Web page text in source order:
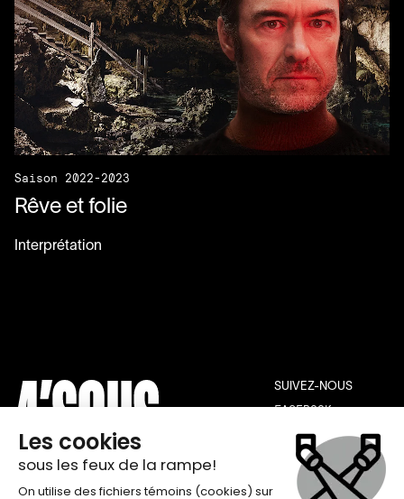
Saison 2022-2023
Rêve et folie
Interprétation
SUIVEZ-NOUS
FACEBOOK
YOUTUBE